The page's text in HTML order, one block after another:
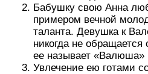
Бабушку свою Анна
примером вечной
таланта. Девушка к
никогда не
ее называет «Валюша»
Увлечение ею готами